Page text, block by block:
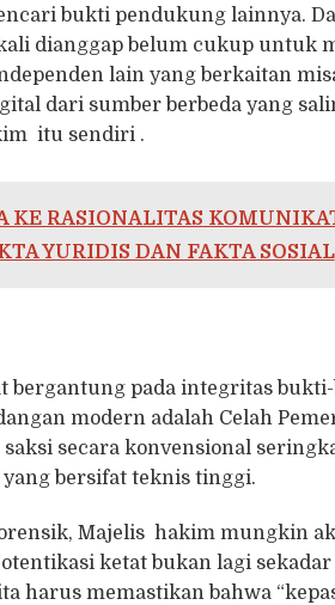
bukti pendukung lainnya.
dianggap belum cukup untuk
lain yang berkaitan
dari sumber berbeda yang
itu sendiri .
KE RASIONALITAS
YURIDIS DAN FAKTA SOSIAL
bergantung pada integritas
modern adalah Celah
saksi secara konvensional
bersifat teknis tinggi.
Majelis hakim mungkin
ketat bukan lagi
harus memastikan bahwa